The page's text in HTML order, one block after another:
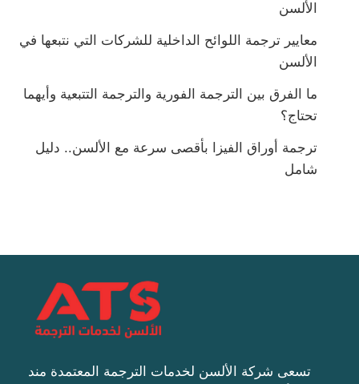
الألسن
معايير ترجمة اللوائح الداخلية للشركات التي نتبعها في
الألسن
ما الفرق بين الترجمة الفورية والترجمة التتبعية وأيهما
تحتاج؟
ترجمة أوراق الفيزا بأقصى سرعة مع الألسن.. دليل
شامل
تسعى شركة الألسن لخدمات الترجمة المعتمدة مند